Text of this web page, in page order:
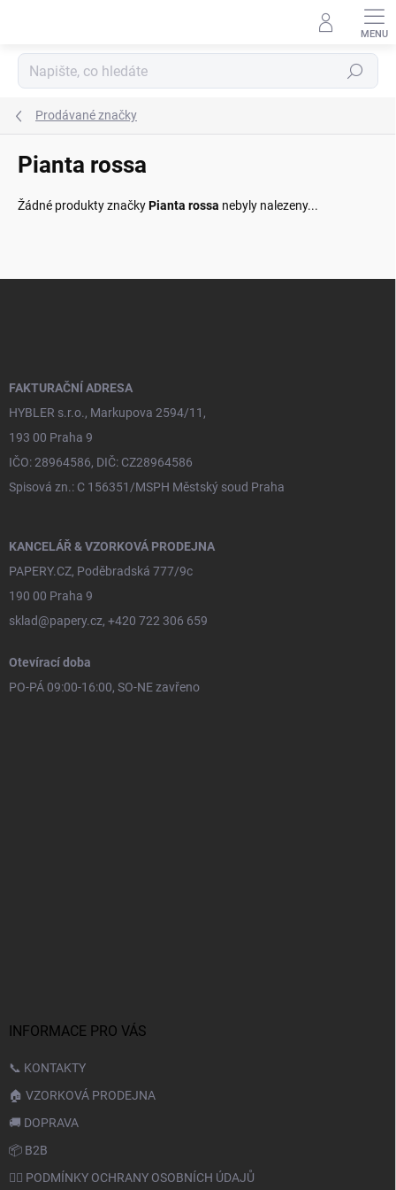
Hledat
Prodávané značky
Pianta rossa
Žádné produkty značkyPianta rossa nebyly nalezeny...
FAKTURAČNÍ ADRESA
HYBLER s.r.o., Markupova 2594/11,
193 00 Praha 9
IČO: 28964586, DIČ: CZ28964586
Spisová zn.: C 156351/MSPH Městský soud Praha
KANCELÁŘ & VZORKOVÁ PRODEJNA
PAPERY.CZ, Poděbradská 777/9c
190 00 Praha 9
sklad@papery.cz, +420 722 306 659
Otevírací doba
PO-PÁ 09:00-16:00, SO-NE zavřeno
INFORMACE PRO VÁS
📞 KONTAKTY
🏠 VZORKOVÁ PRODEJNA
🚚 DOPRAVA
📦 B2B
🙆‍♂️ PODMÍNKY OCHRANY OSOBNÍCH ÚDAJŮ